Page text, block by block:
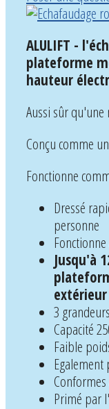
ALULIFT -
plateforme
hauteur
Aussi sûr qu'une
Conçu comme
Fonctionne
Dressé
personne
Jusqu'à
extérieur
3
Capacité
Faible
Conformes
Primé par